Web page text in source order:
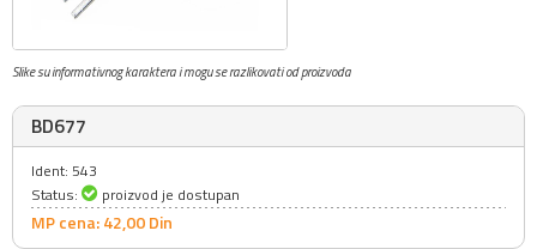
Slike su informativnog karaktera i mogu se razlikovati od proizvoda
BD677
Ident: 543
Status:
proizvod je dostupan
MP cena: 42,00Din